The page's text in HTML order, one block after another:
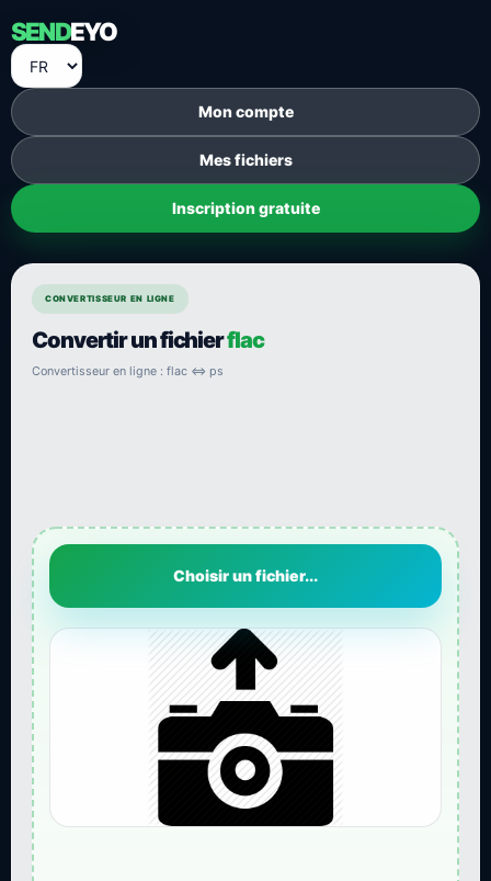
SENDEYO
Mon compte
Mes fichiers
Inscription gratuite
CONVERTISSEUR EN LIGNE
Convertir un fichierflac
Convertisseur en ligne : flac ⇔ ps
Choisir un fichier...